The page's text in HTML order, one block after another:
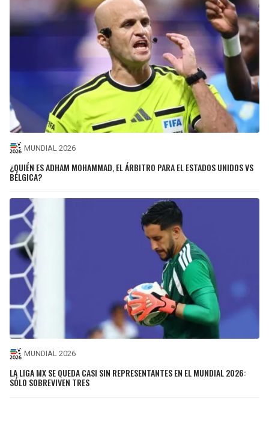
MUNDIAL 2026
¿QUIÉN ES ADHAM MOHAMMAD, EL ÁRBITRO PARA EL ESTADOS UNIDOS VS
BÉLGICA?
MUNDIAL 2026
LA LIGA MX SE QUEDA CASI SIN REPRESENTANTES EN EL MUNDIAL 2026:
SÓLO SOBREVIVEN TRES